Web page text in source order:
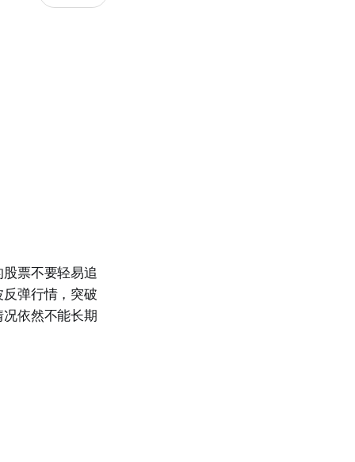
票不要轻易追
弹行情，突破
依然不能长期